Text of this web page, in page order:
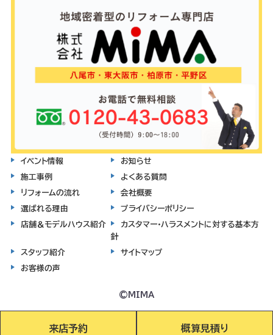
イベント情報
施工事例
リフォームの流れ
選ばれる理由
店舗＆モデルハウス紹介
スタッフ紹介
お客様の声
お知らせ
よくある質問
会社概要
プライバシーポリシー
カスタマー・ハラスメントに対する基本方
針
サイトマップ
©MIMA
来店予約 概算見積り